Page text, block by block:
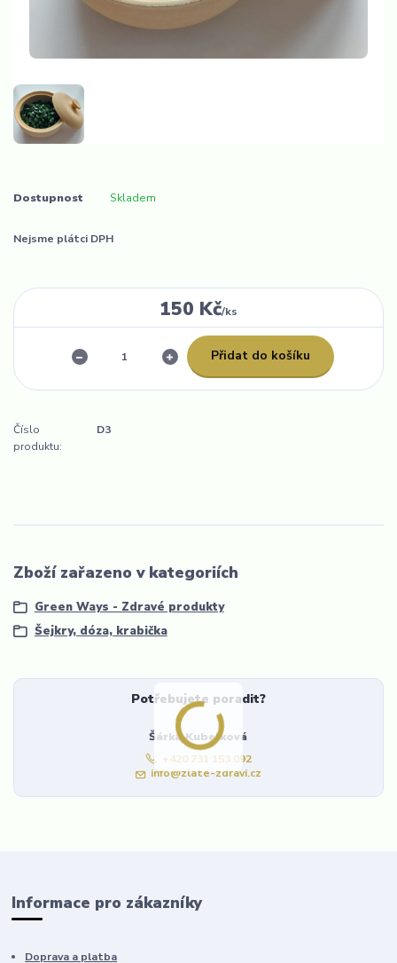
Dostupnost Skladem
Nejsme plátci DPH
150 Kč/ks
Přidat do košíku
Číslo
produktu:
D3
Zboží zařazeno v kategoriích
Green Ways - Zdravé produkty
Šejkry, dóza, krabička
Potřebujete poradit?
Šárka Kubelková
+420 731 153 092
info@zlate-zdravi.cz
Informace pro zákazníky
Doprava a platba